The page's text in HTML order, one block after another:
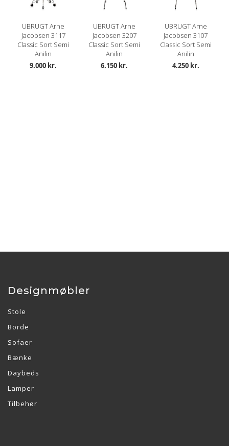
UBRUGT Arne
Jacobsen 3117
Classic Sort Semi
Anilin
9.000 kr.
UBRUGT Arne
Jacobsen 3207
Classic Sort Semi
Anilin
6.150 kr.
UBRUGT Arne
Jacobsen 3107
Classic Sort Semi
Anilin
4.250 kr.
Designmøbler
Stole
Borde
Sofaer
Bænke
Daybeds
Lamper
Tilbehør